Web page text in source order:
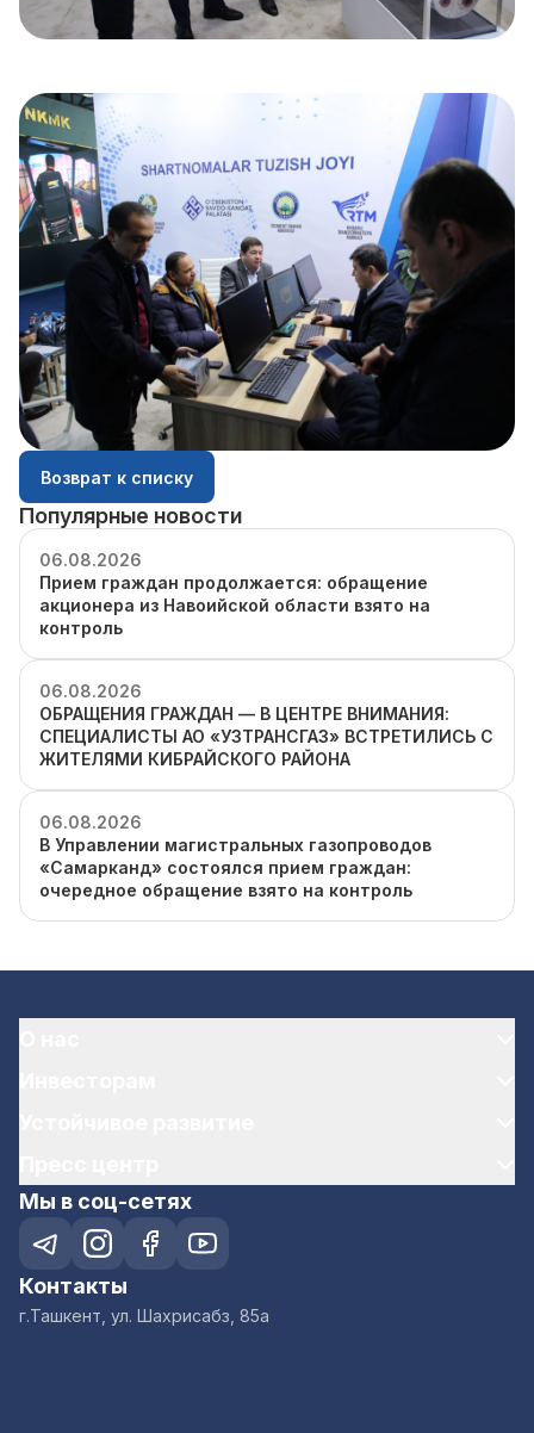
Возврат к списку
Популярные новости
06.08.2026
Прием граждан продолжается: обращение
акционера из Навоийской области взято на
контроль
06.08.2026
ОБРАЩЕНИЯ ГРАЖДАН — В ЦЕНТРЕ ВНИМАНИЯ:
СПЕЦИАЛИСТЫ АО «УЗТРАНСГАЗ» ВСТРЕТИЛИСЬ С
ЖИТЕЛЯМИ КИБРАЙСКОГО РАЙОНА
06.08.2026
В Управлении магистральных газопроводов
«Самарканд» состоялся прием граждан:
очередное обращение взято на контроль
Мы в соц-сетях
Контакты
г.Ташкент, ул. Шахрисабз, 85а